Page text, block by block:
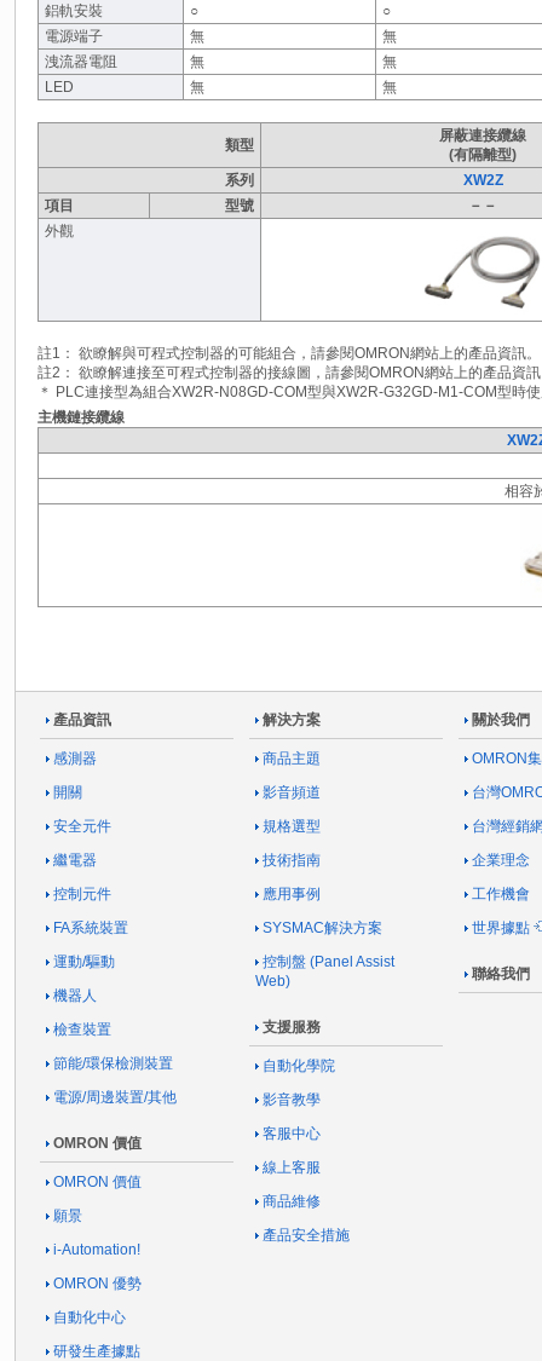
鋁軌安裝 ○
○
電源端子
無
無
洩流器電阻
無
無
LED
無 無
類型
屏蔽連接纜線
(有隔離型)
系列
XW2Z
項目
型號
－－
外觀
註1： 欲瞭解與可程式控制器的可能組合，請參閱OMRON網站上的產品資訊。
註2： 欲瞭解連接至可程式控制器的接線圖，請參閱OMRON網站上的產品資
＊ PLC連接型為組合XW2R-N08GD-COM型與XW2R-G32GD-M1-COM型時
主機鏈接纜線
相容
產品資訊
感測器
開關
安全元件
繼電器
控制元件
FA系統裝置
運動/驅動
機器人
檢查裝置
節能/環保檢測裝置
電源/周邊裝置/其他
OMRON 價值
OMRON 價值
願景
i-Automation!
OMRON 優勢
自動化中心
研發生產據點
解決方案
商品主題
影音頻道
規格選型
技術指南
應用事例
SYSMAC解決方案
控制盤 (Panel Assist
Web)
支援服務
自動化學院
影音教學
客服中心
線上客服
商品維修
產品安全措施
關於我們
OMRON
台灣
台灣經銷
企業理念
工作機會
世界據點
聯絡我們